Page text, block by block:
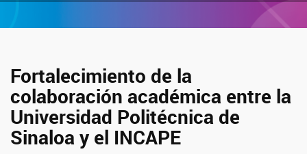
Fortalecimiento de la
colaboración académica entre la
Universidad Politécnica de
Sinaloa y el INCAPE